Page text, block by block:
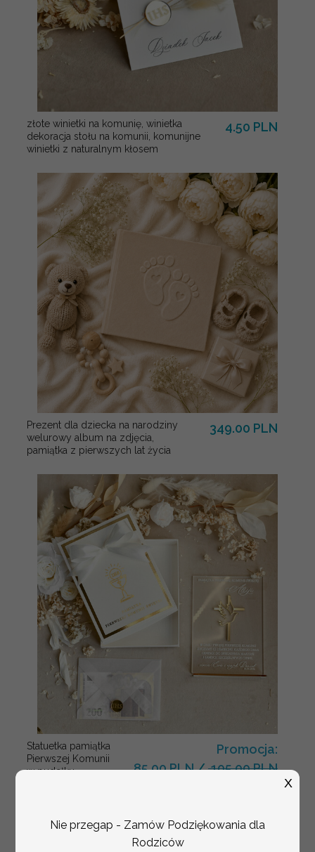
złote winietki na komunię, winietka
dekoracja stołu na komunii, komunijne
winietki z naturalnym kłosem
4.50 PLN
Prezent dla dziecka na narodziny
welurowy album na zdjęcia,
pamiątka z pierwszych lat życia
349.00 PLN
Statuetka pamiątka
Pierwszej Komunii
w pudełku,
opakowanie na
pieniądze
Promocja:
85.00 PLN/105.00 PLN
Nie przegap - Zamów Podziękowania dla
Rodziców
X